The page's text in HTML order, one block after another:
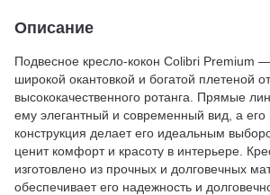
Описание
Подвесное кресло-кокон Colibri Premium
широкой окантовкой и богатой плетеной
высококачественного ротанга. Прямые
ему элегантный и современный вид, а его
конструкция делает его идеальным
ценит комфорт и красоту в интерьере.
изготовлено из прочных и долговечных
обеспечивает его надежность и